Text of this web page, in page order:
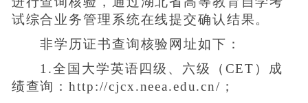
试综合业务管理系统在线提交确认结果。
非学历证书查询核验网址如下：
1.全国大学英语四级、六级（CET）成
绩查询：http://cjcx.neea.edu.cn/；